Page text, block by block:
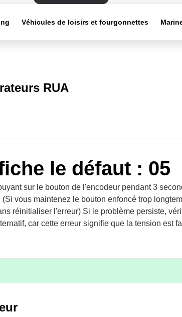
Véhicules de loisirs et fourgonnettes
RUA
le défaut : 05
sur le bouton de l'encodeur pendant 3
vous maintenez le bouton enfoncé trop
réinitialiser l'erreur) Si le problème persiste,
car cette erreur signifie que la tension est